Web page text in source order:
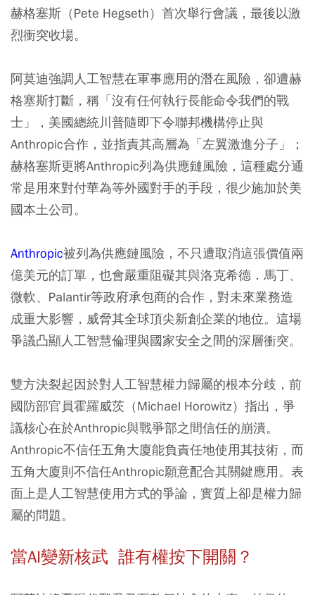
赫格塞斯（Pete Hegseth）首次舉行會議，最後以激
烈衝突收場。
阿莫迪強調人工智慧在軍事應用的潛在風險，卻遭赫
格塞斯打斷，稱「沒有任何執行長能命令我們的戰
士」，美國總統川普隨即下令聯邦機構停止與
Anthropic合作，並指責其高層為「左翼激進分子」；
赫格塞斯更將Anthropic列為供應鏈風險，這種處分通
常是用來對付華為等外國對手的手段，很少施加於美
國本土公司。
Anthropic被列為供應鏈風險，不只遭取消這張價值兩
億美元的訂單，也會嚴重阻礙其與洛克希德．馬丁、
微軟、Palantir等政府承包商的合作，對未來業務造
成重大影響，威脅其全球頂尖新創企業的地位。這場
爭議凸顯人工智慧倫理與國家安全之間的深層衝突。
雙方決裂起因於對人工智慧權力歸屬的根本分歧，前
國防部官員霍羅威茨（Michael Horowitz）指出，爭
議核心在於Anthropic與戰爭部之間信任的崩潰。
Anthropic不信任五角大廈能負責任地使用其技術，而
五角大廈則不信任Anthropic願意配合其關鍵應用。表
面上是人工智慧使用方式的爭論，實質上卻是權力歸
屬的問題。
當AI變新核武 誰有權按下開關？